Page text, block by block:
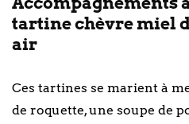
tartine chèvre miel
air
Ces tartines se marient à
de roquette, une soupe de